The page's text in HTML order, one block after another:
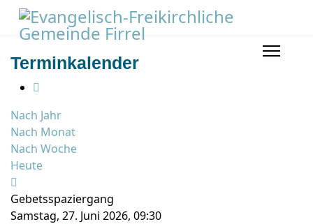
Terminkalender
Nach Jahr
Nach Monat
Nach Woche
Heute
Gebetsspaziergang
Samstag, 27. Juni 2026, 09:30